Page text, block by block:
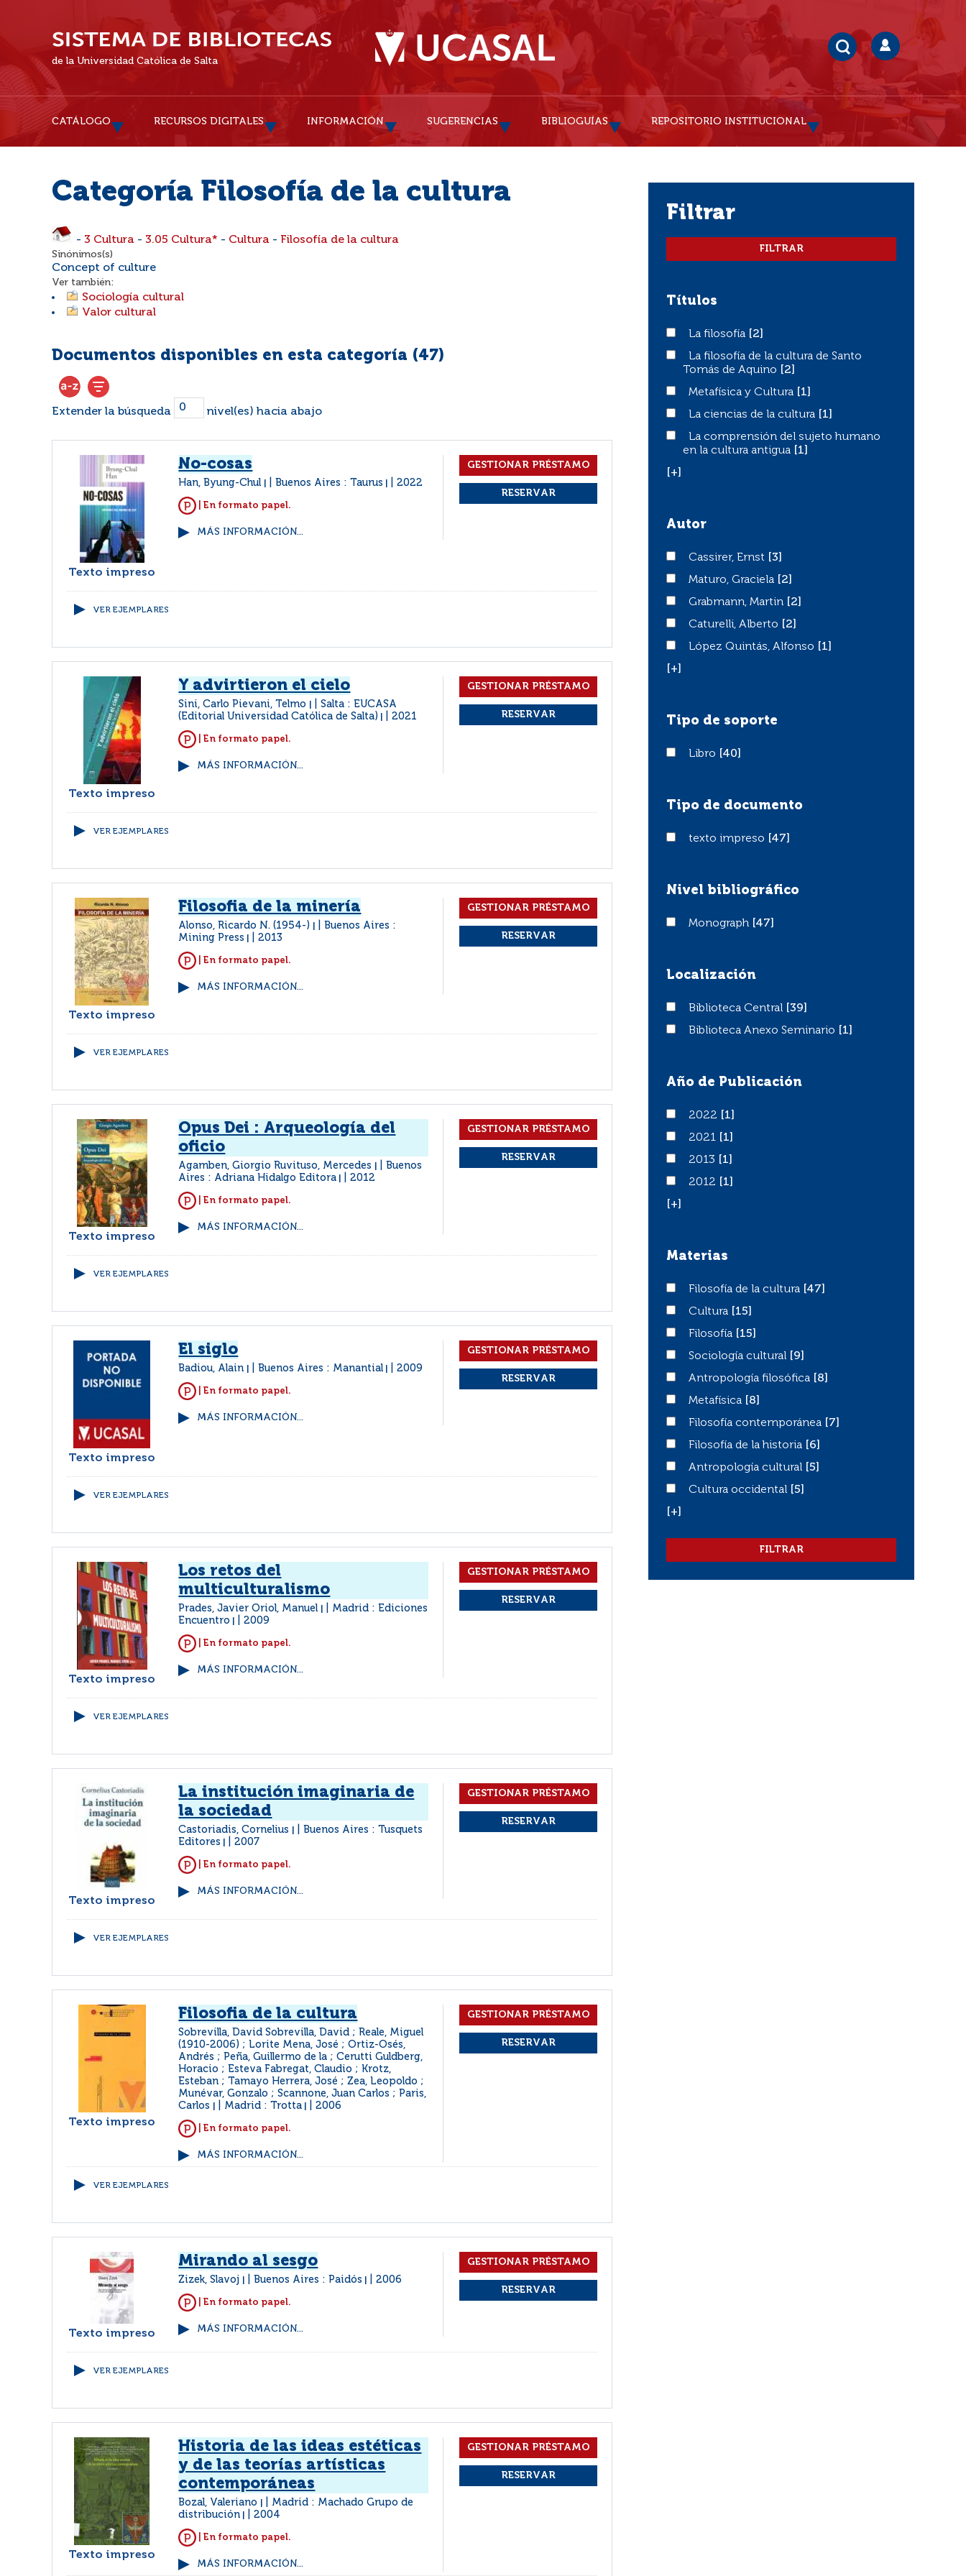
de la Universidad Católica de Salta
CATÁLOGO RECURSOS DIGITALES INFORMACIÓN SUGERENCIAS BIBLIOGUÍAS REPOSITORIO INSTITUCIONAL
Categoría Filosofía de la cultura
- 3 Cultura - 3.05 Cultura* - Cultura - Filosofía de la cultura
Sinónimos(s)
Concept of culture
Ver también:
Sociología cultural
Valor cultural
Documentos disponibles en esta categoría (47)
Extender la búsqueda nivel(es) hacia abajo
Texto impreso
No-cosas
Han, Byung-Chul Buenos Aires : Taurus 2022
| En formato papel.
MÁS INFORMACIÓN...
VER EJEMPLARES
Texto impreso
Y advirtieron el cielo
Sini, Carlo Pievani, Telmo
Salta : EUCASA
(Editorial Universidad Católica de Salta)
2021
| En formato papel.
MÁS INFORMACIÓN...
VER EJEMPLARES
Texto impreso
Filosofia de la minería
Alonso, Ricardo N. (1954-)
Buenos Aires :
Mining Press
2013
| En formato papel.
MÁS INFORMACIÓN...
VER EJEMPLARES
Texto impreso
Opus Dei : Arqueología del
oficio
Agamben, Giorgio Ruvituso, Mercedes
Buenos
Aires : Adriana Hidalgo Editora
2012
| En formato papel.
MÁS INFORMACIÓN...
VER EJEMPLARES
Texto impreso
El siglo
Badiou, Alain Buenos Aires : Manantial 2009
| En formato papel.
MÁS INFORMACIÓN...
VER EJEMPLARES
Texto impreso
Los retos del
multiculturalismo
Prades, Javier Oriol, Manuel
Madrid : Ediciones
Encuentro
2009
| En formato papel.
MÁS INFORMACIÓN...
VER EJEMPLARES
Texto impreso
La institución imaginaria de
la sociedad
Castoriadis, Cornelius
Buenos Aires : Tusquets
Editores
2007
| En formato papel.
MÁS INFORMACIÓN...
VER EJEMPLARES
Texto impreso
Filosofia de la cultura
Sobrevilla, David Sobrevilla, David ; Reale, Miguel
(1910-2006) ; Lorite Mena, José ; Ortiz-Osés,
Andrés ; Peña, Guillermo de la ; Cerutti Guldberg,
Horacio ; Esteva Fabregat, Claudio ; Krotz,
Esteban ; Tamayo Herrera, José ; Zea, Leopoldo ;
Munévar, Gonzalo ; Scannone, Juan Carlos ; Paris,
Carlos
Madrid : Trotta 2006
| En formato papel.
MÁS INFORMACIÓN...
VER EJEMPLARES
Texto impreso
Mirando al sesgo
Zizek, Slavoj Buenos Aires : Paidós 2006
| En formato papel.
MÁS INFORMACIÓN...
VER EJEMPLARES
Texto impreso
Historia de las ideas estéticas
y de las teorías artísticas
contemporáneas
Bozal, Valeriano
Madrid : Machado Grupo de
distribución
2004
| En formato papel.
MÁS INFORMACIÓN...
filtrar
Títulos
La filosofía
La filosofía
[2]
La filosofía de la cultura de Santo Tomás de Aquino
La filosofía de la cultura de Santo
Tomás de Aquino
[2]
Metafísica y Cultura
Metafísica y Cultura
[1]
La ciencias de la cultura
La ciencias de la cultura
[1]
La comprensión del sujeto humano en la cultura
La comprensión del sujeto humano
en la cultura antigua
[1]
[+]
Autor
Cassirer, Ernst
Cassirer, Ernst
[3]
Maturo, Graciela
Maturo, Graciela
[2]
Grabmann, Martin
Grabmann, Martin
[2]
Caturelli, Alberto
Caturelli, Alberto
[2]
López Quintás, Alfonso
López Quintás, Alfonso
[1]
[+]
Tipo de soporte
LibroLibro [40]
Tipo de documento
texto impreso
texto impreso [47]
Nivel bibliográfico
Monograph
Monograph [47]
Localización
Biblioteca Central
Biblioteca Central
[39]
Biblioteca Anexo Seminario
Biblioteca Anexo Seminario [1]
Año de Publicación
20222022
[1]
20212021
[1]
20132013
[1]
20122012
[1]
[+]
Materias
Filosofía de la cultura
Filosofía de la cultura
[47]
CulturaCultura
[15]
FilosofíaFilosofía
[15]
Sociología cultural
Sociología cultural
[9]
Antropología filosófica
Antropología filosófica
[8]
Metafísica
Metafísica
[8]
Filosofía contemporánea
Filosofía contemporánea
[7]
Filosofía de la historia
Filosofía de la historia
[6]
Antropología cultural
Antropología cultural
[5]
Cultura occidental
Cultura occidental
[5]
[+]